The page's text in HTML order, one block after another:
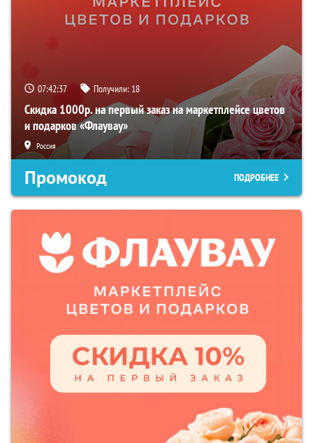
07:42:36 Получили: 18
Скидка 1000р. на первый заказ на маркетплейсе цветов
и подарков «Флаувау»
Россия
Промокод ПОДРОБНЕЕ